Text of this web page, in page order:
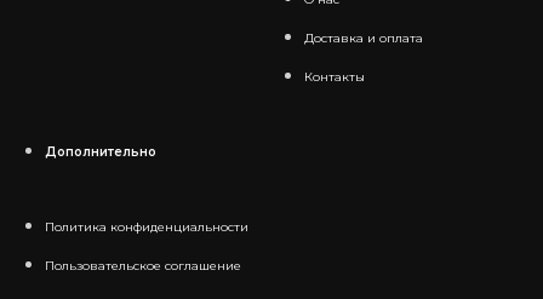
Доставка и оплата
Контакты
Дополнительно
Политика конфиденциальности
Пользовательское соглашение